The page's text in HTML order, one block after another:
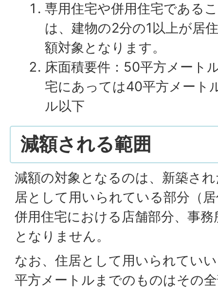
専用住宅や併用住宅である
は、建物の2分の1以上が居
額対象となります。
床面積要件：50平方メート
宅にあっては40平方メート
ル以下
減額される範囲
減額の対象となるのは、新築さ
居として用いられている部分（
併用住宅における店舗部分、事
となりません。
なお、住居として用いられてい
平方メートルまでのものはその